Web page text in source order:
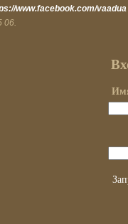
www.facebook.com/vaadua
06.